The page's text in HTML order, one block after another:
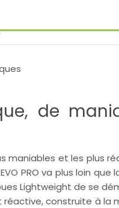
de
et les plus
PRO va plus loin que
Lightweight de se
construite à